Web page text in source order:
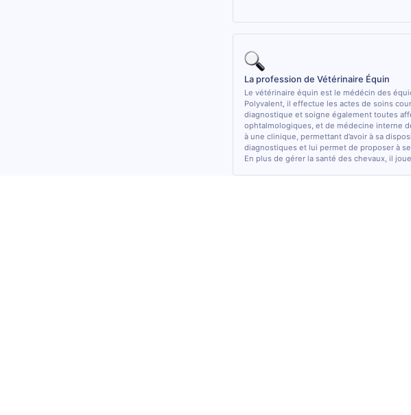
La profession de Vétérinaire Équin
Le vétérinaire équin est le médécin des
Polyvalent, il effectue les actes de soins
diagnostique et soigne également toutes
ophtalmologiques, et de médecine interne
à une clinique, permettant d’avoir à sa
diagnostiques et lui permet de proposer à
En plus de gérer la santé des chevaux, il